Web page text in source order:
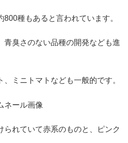
種もあると言われています。
青臭さのない品種の開発なども進
ミニトマトなども一般的です。
られていて赤系のものと、ピンク